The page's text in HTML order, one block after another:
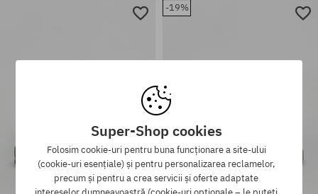
-19%
Super-Shop cookies
Folosim cookie-uri pentru buna funcționare a site-ului
(cookie-uri esențiale) și pentru personalizarea reclamelor,
precum și pentru a crea servicii și oferte adaptate